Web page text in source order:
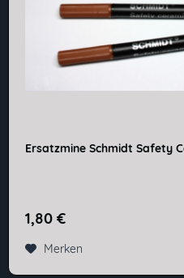
Ersatzmine Schmidt Safety
1,80 €
Merken